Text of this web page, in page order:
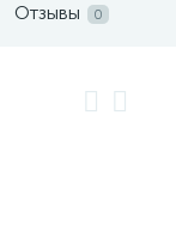
Отзывы 0